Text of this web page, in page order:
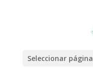
Seleccionar página